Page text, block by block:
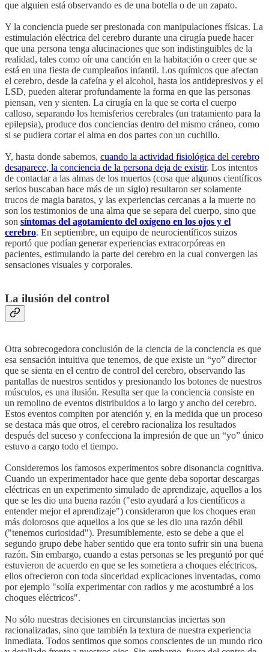
que alguien está observando es de una botella o de un zapato.
Y la conciencia puede ser presionada con manipulaciones físicas. La
estimulación eléctrica del cerebro durante una cirugía puede hacer
que una persona tenga alucinaciones que son indistinguibles de la
realidad, tales como oír una canción en la habitación o creer que se
está en una fiesta de cumpleaños infantil. Los químicos que afectan
el cerebro, desde la cafeína y el alcohol, hasta los antidepresivos y el
LSD, pueden alterar profundamente la forma en que las personas
piensan, ven y sienten. La cirugía en la que se corta el cuerpo
calloso, separando los hemisferios cerebrales (un tratamiento para la
epilepsia), produce dos conciencias dentro del mismo cráneo, como
si se pudiera cortar el alma en dos partes con un cuchillo.
Y, hasta donde sabemos, cuando la actividad fisiológica del cerebro
desaparece, la conciencia de la persona deja de existir. Los intentos
de contactar a las almas de los muertos (cosa que algunos científicos
serios buscaban hace más de un siglo) resultaron ser solamente
trucos de magia baratos, y las experiencias cercanas a la muerte no
son los testimonios de una alma que se separa del cuerpo, sino que
son síntomas del agotamiento del oxígeno en los ojos y el
cerebro. En septiembre, un equipo de neurocientíficos suizos
reportó que podían generar experiencias extracorpóreas en
pacientes, estimulando la parte del cerebro en la cual convergen las
sensaciones visuales y corporales.
La ilusión del control
Otra sobrecogedora conclusión de la ciencia de la conciencia es que
esa sensación intuitiva que tenemos, de que existe un “yo” director
que se sienta en el centro de control del cerebro, observando las
pantallas de nuestros sentidos y presionando los botones de nuestros
músculos, es una ilusión. Resulta ser que la conciencia consiste en
un remolino de eventos distribuidos a lo largo y ancho del cerebro.
Estos eventos compiten por atención y, en la medida que un proceso
se destaca más que otros, el cerebro racionaliza los resultados
después del suceso y confecciona la impresión de que un “yo” único
estuvo a cargo todo el tiempo.
Consideremos los famosos experimentos sobre disonancia cognitiva.
Cuando un experimentador hace que gente deba soportar descargas
eléctricas en un experimento simulado de aprendizaje, aquellos a los
que se les dio una buena razón ("esto ayudará a los científicos a
entender mejor el aprendizaje") consideraron que los choques eran
más dolorosos que aquellos a los que se les dio una razón débil
("tenemos curiosidad"). Presumiblemente, esto se debe a que el
segundo grupo debe haber sentido que era tonto sufrir sin una buena
razón. Sin embargo, cuando a estas personas se les preguntó por qué
estuvieron de acuerdo en que se les sometiera a choques eléctricos,
ellos ofrecieron con toda sinceridad explicaciones inventadas, como
por ejemplo "solía experimentar con radios y me acostumbré a los
choques eléctricos".
No sólo nuestras decisiones en circunstancias inciertas son
racionalizadas, sino que también la textura de nuestra experiencia
inmediata. Todos sentimos que somos conscientes de un mundo rico